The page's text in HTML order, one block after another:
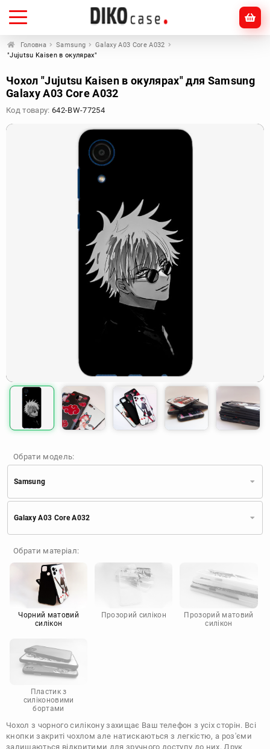
Головна Samsung
Galaxy A03 Core A032
"Jujutsu Kaisen в окулярах"
Чохол "Jujutsu Kaisen в окулярах" для Samsung
Galaxy A03 Core A032
Код товару: 642-BW-77254
Обрати модель:
Samsung
Apple
Huawei
TECNO
Google
Doogee
Infinix
Sony
Motorola
Galaxy A03 Core A032
Обрати матеріал:
Чорний матовий
силікон
Прозорий силікон
Прозорий матовий
силікон
Пластик з
силіконовими
бортами
Чохол з чорного силікону захищає Ваш телефон з усіх сторін. Всі
кнопки закриті чохлом але натискаються з легкістю, а роз'єми
залишаються відкритими для зручного доступу до них. Друк